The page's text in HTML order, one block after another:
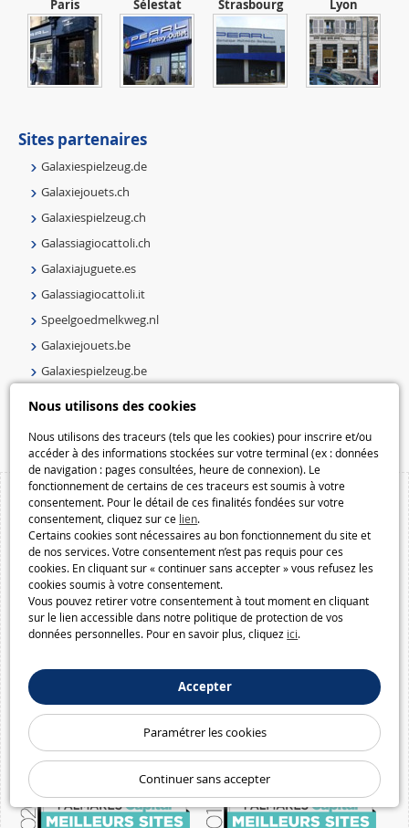
Nous utilisons des cookies
Nous utilisons des traceurs (tels que les cookies) pour inscrire et/ou
accéder à des informations stockées sur votre terminal (ex : données
de navigation : pages consultées, heure de connexion). Le
fonctionnement de certains de ces traceurs est soumis à votre
consentement. Pour le détail de ces finalités fondées sur votre
consentement, cliquez sur ce lien.
Certains cookies sont nécessaires au bon fonctionnement du site et
de nos services. Votre consentement n’est pas requis pour ces
cookies. En cliquant sur « continuer sans accepter » vous refusez les
cookies soumis à votre consentement.
Vous pouvez retirer votre consentement à tout moment en cliquant
sur le lien accessible dans notre politique de protection de vos
données personnelles. Pour en savoir plus, cliquez ici.
Accepter
Paramétrer les cookies
Continuer sans accepter
Paris
Sélestat
Strasbourg
Lyon
Sites partenaires
Galaxiespielzeug.de
Galaxiejouets.ch
Galaxiespielzeug.ch
Galassiagiocattoli.ch
Galaxiajuguete.es
Galassiagiocattoli.it
Speelgoedmelkweg.nl
Galaxiejouets.be
Galaxiespielzeug.be